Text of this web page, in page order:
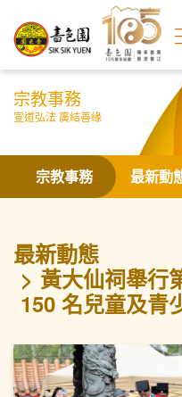
宗教事務
宣道弘法 廣結善緣
宗教事務 最新動
最新動態
黃大仙祠舉行
150 名兒童及青